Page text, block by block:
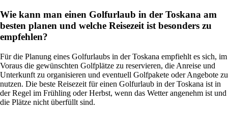
Wie kann man einen Golfurlaub in der Toskana am
besten planen und welche Reisezeit ist besonders zu
empfehlen?
Für die Planung eines Golfurlaubs in der Toskana empfiehlt es sich, im
Voraus die gewünschten Golfplätze zu reservieren, die Anreise und
Unterkunft zu organisieren und eventuell Golfpakete oder Angebote zu
nutzen. Die beste Reisezeit für einen Golfurlaub in der Toskana ist in
der Regel im Frühling oder Herbst, wenn das Wetter angenehm ist und
die Plätze nicht überfüllt sind.